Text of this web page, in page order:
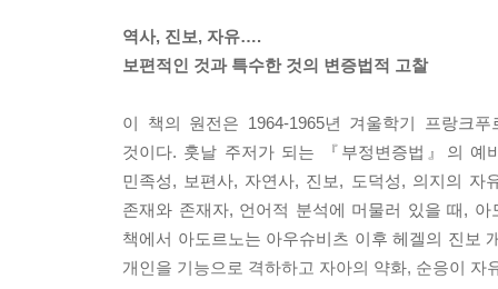
핵심용어들: 서로 매개된 안과 밖; 의지와 자유는
의지를 정의하기: 자유의 기체 | 자발적 충동과 이
자유와 부르주아 계급의 해방; 자유와 심리학 | 과
심리학에 관하여
제22강 부자유 속에서의 자유
문제이자 구호로서 자유 | 자유의 절대적 부정으
안 잊힌 오늘날 바로 이러한 경향이 세속화되었
않으며 따라서 가능하지 않다는 식의 평범한 선
합니다. 관념론은 오늘날 이러한 사유 방식 속에
--- p.128-129
누군가 이것을 어떤 제목이나 타이틀로 만들면
마르크스의 생산력과 생산관계 사이의 투쟁에 관
들이나 개념쌍들에 의해서가 아니라 오로지 서술
역사, 진보, 자유….
보편적인 것과 특수한 것의 변증법적 고찰
이 책의 원전은 1964-1965년 겨울학기 프랑크
것이다. 훗날 주저가 되는 『부정변증법』의 예
민족성, 보편사, 자연사, 진보, 도덕성, 의지의 자
존재와 존재자, 언어적 분석에 머물러 있을 때,
책에서 아도르노는 아우슈비츠 이후 헤겔의 진보
개인을 기능으로 격하하고 자아의 약화, 순응이 자